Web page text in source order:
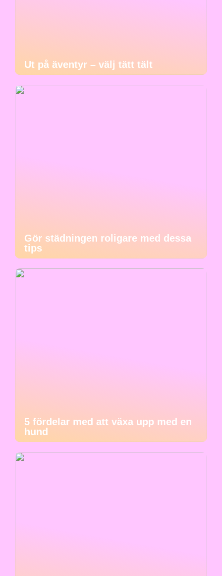
Ut på äventyr – välj tätt tält
Gör städningen roligare med dessa
tips
5 fördelar med att växa upp med en
hund